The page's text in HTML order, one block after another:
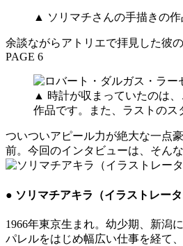
▲ ソリマチさんの手描きの
余談ながらアトリエで拝見した彼
PAGE 6
▲ 時計が収まっていたのは
作品です。また、ラストのス
ついついアピール力が絶大な一点
前。今回のインタビューは、そん
● ソリマチアキラ（イラストレータ
1966年東京生まれ。幼少期、新潟
パレルをはじめ幅広い仕事を経て